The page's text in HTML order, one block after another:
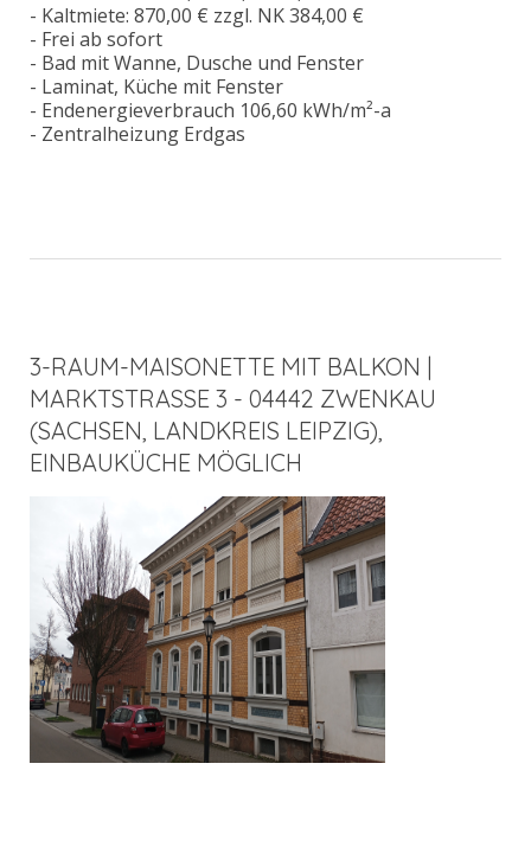
- Kaltmiete: 870,00 € zzgl. NK 384,00 €
- Frei ab sofort
- Bad mit Wanne, Dusche und Fenster
- Laminat, Küche mit Fenster
- Endenergieverbrauch 106,60 kWh/m²-a
- Zentralheizung Erdgas
3-RAUM-MAISONETTE MIT BALKON |
MARKTSTRASSE 3 - 04442 ZWENKAU (
SACHSEN, LANDKREIS LEIPZIG), E
INBAUKÜCHE MÖGLICH